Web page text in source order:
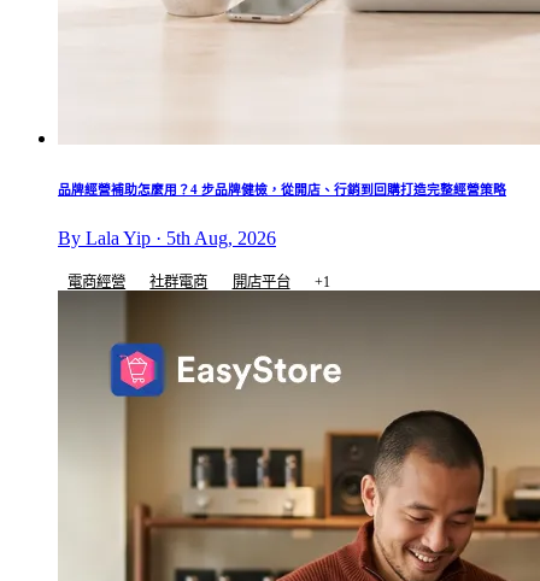
品牌經營補助怎麼用？4 步品牌健檢，從開店、行銷到回購打造完整經營策略
By Lala Yip · 5th Aug, 2026
電商經營 社群電商 開店平台 +1